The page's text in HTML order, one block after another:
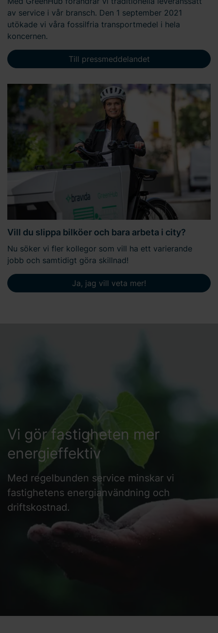
av service i vår bransch. Den 1 september 2021
utökade vi våra fossilfria transportmedel i hela
koncernen.
Till pressmeddelandet
Vill du slippa bilköer och bara arbeta i city?
Nu söker vi fler kollegor som vill ha ett varierande
jobb och samtidigt göra skillnad!
Ja, jag vill veta mer!
Vi gör fastigheten mer
energieffektiv
Med regelbunden service minskar vi
fastighetens energianvändning och
driftskostnad.